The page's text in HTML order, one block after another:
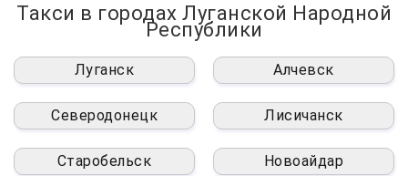
Такси в городах Луганской Народной
Республики
Луганск Алчевск
Северодонецк Лисичанск
Старобельск Новоайдар